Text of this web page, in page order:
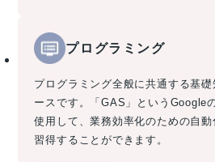
プログラミング
プログラミング全般に共通する基
ースです。「GAS」というGoogle
使用して、業務効率化のための自
習得することができます。